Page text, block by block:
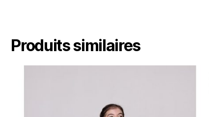
Produits similaires